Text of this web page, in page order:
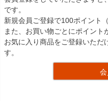
です。
新規会員ご登録で100ポイント
また、お買い物ごとにポイント
お気に入り商品をご登録いただ
す。